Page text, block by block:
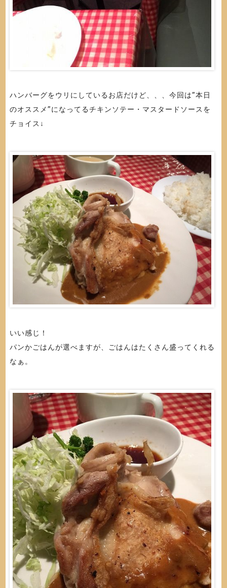
ハンバーグをウリにしているお店だけど、、、今回は”本日
のオススメ”になってるチキンソテー・マスタードソースを
チョイス↓
いい感じ！
パンかごはんが選べますが、ごはんはたくさん盛ってくれる
なぁ。